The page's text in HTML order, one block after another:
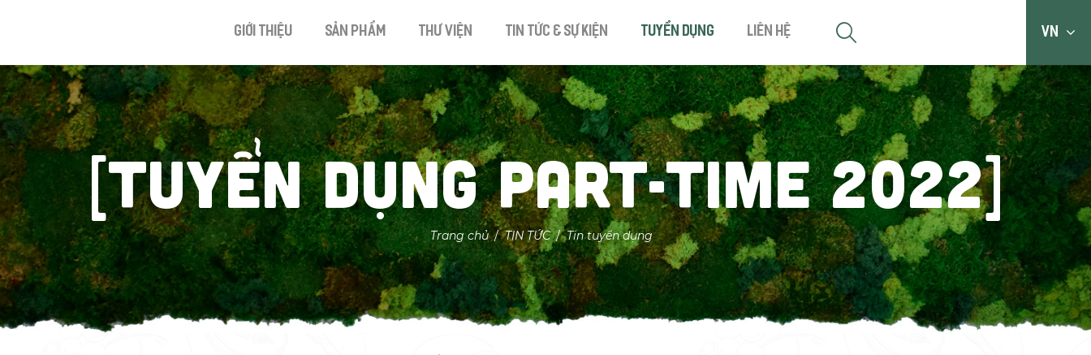
Giới thiệu Sản phẩm Thư viện Tin tức & Sự kiện Tuyển dụng Liên hệ VN
[TUYỂN DỤNG PART-TIME 2022]
Trang chủ TIN TỨC Tin tuyển dụng